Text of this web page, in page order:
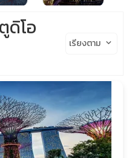
ดิโอ
เรียงตาม keyboard_arrow_down